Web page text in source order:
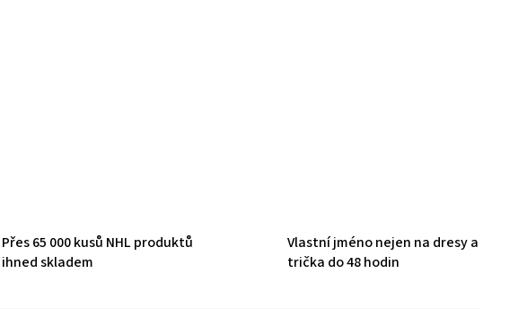
Přes 65 000 kusů NHL produktů
ihned skladem
Vlastní jméno nejen na dresy a
trička do 48 hodin